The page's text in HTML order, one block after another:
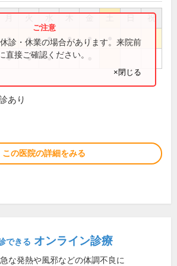
祝
● ● ● ● ●
● ● ●
診・休業の場合があります。来院前
直接ご確認ください。
×閉じる
あり
この医院の詳細をみる
できる オンライン診療
急な発熱や風邪などの体調不良に